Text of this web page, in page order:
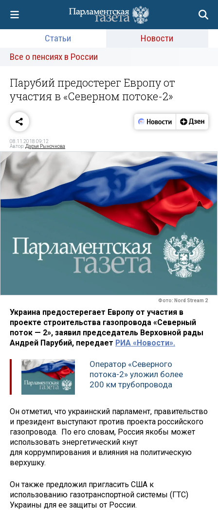
Статьи
Новости
Все о пенсиях в России
Парубий предостерег Европу от
участия в «Северном потоке-2»
08.11.2018 09:12
Автор: Дарья Рыночнова
Фото: Nord Stream 2
Украина предостерегает Европу от участия в
проекте строительства газопровода «Северный
поток — 2», заявил председатель Верховной рады
Андрей Парубий, передает РИА «Новости».
Оператор «Северного
потока-2» уложил более
200 км трубопровода
Он отметил, что украинский парламент, правительство
и президент выступают против проекта российского
газопровода. По его словам, Россия якобы может
использовать энергетический кнут
для коррумпирования и влияния на политическую
верхушку.
Он также предложил пригласить США к
использованию газотранспортной системы (ГТС)
Украины для ее защиты от России.